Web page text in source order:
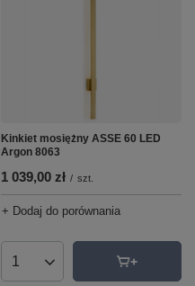
Kinkiet mosiężny ASSE 60 LED
Argon 8063
1 039,00 zł / szt.
+ Dodaj do porównania
Ilość produktów